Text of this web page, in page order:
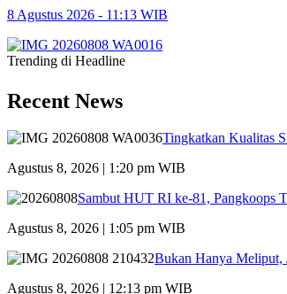
8 Agustus 2026 - 11:13 WIB
Trending di Headline
Recent News
Tingkatkan Kualitas
Agustus 8, 2026 | 1:20 pm WIB
Sambut HUT RI ke-81, Pangkoops
Agustus 8, 2026 | 1:05 pm WIB
Bukan Hanya Meliput,
Agustus 8, 2026 | 12:13 pm WIB